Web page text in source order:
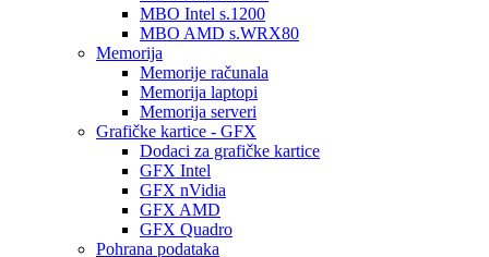
MBO Intel s.1200
MBO AMD s.WRX80
Memorija
Memorije računala
Memorija laptopi
Memorija serveri
Grafičke kartice - GFX
Dodaci za grafičke kartice
GFX Intel
GFX nVidia
GFX AMD
GFX Quadro
Pohrana podataka